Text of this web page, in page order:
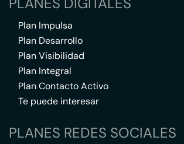
Plan Impulsa
Plan Desarrollo
Plan Visibilidad
Plan Integral
Plan Contacto Activo
Te puede interesar
PLANES REDES SOCIALES